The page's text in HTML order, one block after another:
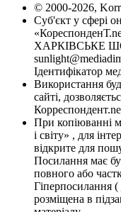
© 2000-2026,
Суб'єкт у сфері
ХАРКІВСЬКЕ
Ідентифікатор
Використання
сайті,
При копіюванні
і світу» , для
відкрите для
Посилання має
повного або
Гіперпосилання
розміщена в